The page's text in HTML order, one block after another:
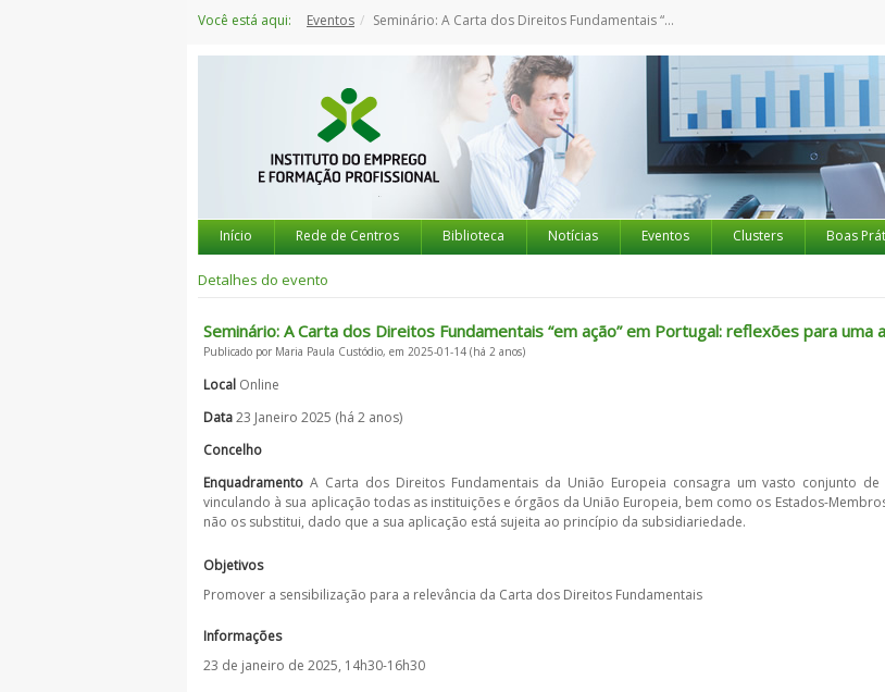
para
Você está aqui: Eventos Seminário: A Carta dos Direitos Fundamentais “em ação” em Portugal: reflexões para uma ação transformadora
Início Rede de Centros Biblioteca Notícias Eventos Clusters Boas
Detalhes do evento
Seminário: A Carta dos Direitos Fundamentais “em ação” em Portugal: reflexões para uma
Publicado por Maria Paula Custódio, em 2025-01-14 (há 2 anos)
Local Online
Data23 Janeiro 2025 (há 2 anos)
Concelho
Enquadramento A Carta dos Direitos Fundamentais da União Europeia consagra um vasto conjunto
vinculando à sua aplicação todas as instituições e órgãos da União Europeia, bem como os Estados-
não os substitui, dado que a sua aplicação está sujeita ao princípio da subsidiariedade.
Objetivos
Promover a sensibilização para a relevância da Carta dos Direitos Fundamentais
Informações
23 de janeiro de 2025, 14h30-16h30